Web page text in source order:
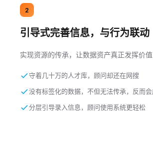
2
引导式完善信息，与行为联动
实现资源的传承，让数据资产真正发挥价值
守着几十万的人才库，顾问却还在网搜
没有标签化的数据，不但无法传承，反而
分层引导录入信息，顾问使用系统更轻松